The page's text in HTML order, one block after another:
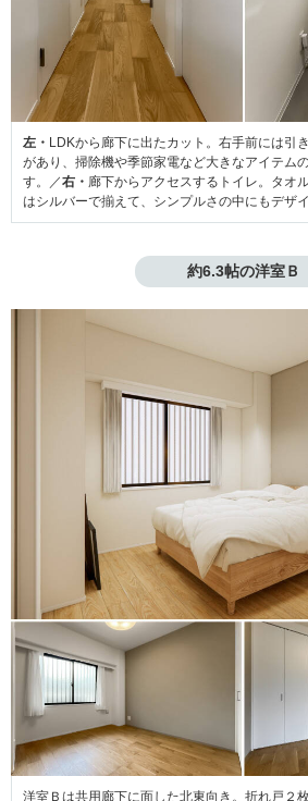
左・ LDKから廊下に出たカット。右手前には引
があり、掃除機や季節家電など大きなアイテム
す。／右・ 廊下からアクセスするトイレ。タオ
はシルバーで揃えて、シンプルさの中にもデザ
約6.3帖の洋室Ｂ
洋室Ｂは共用廊下に面した北東向き。折れ戸２